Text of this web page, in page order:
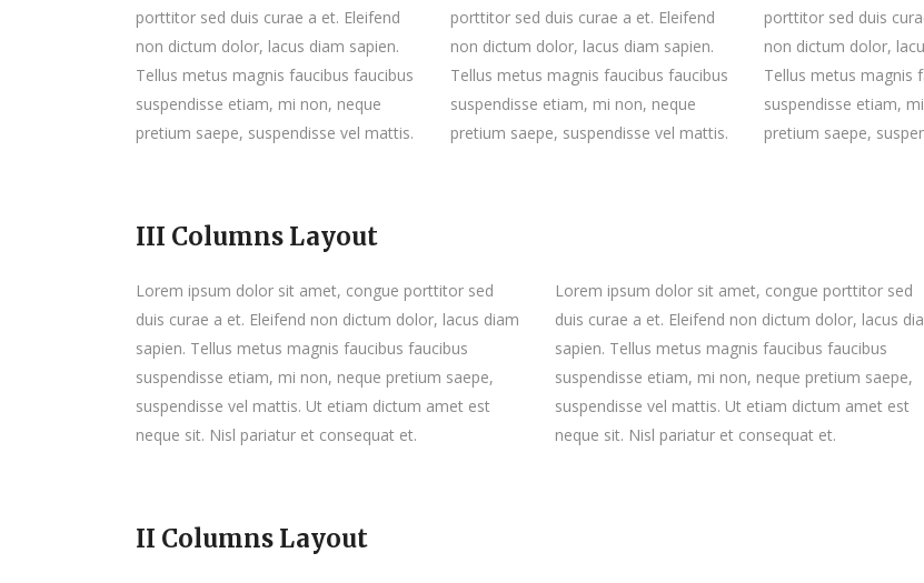
porttitor sed duis curae a et. Eleifend
non dictum dolor, lacus diam sapien.
Tellus metus magnis faucibus faucibus
suspendisse etiam, mi non, neque
pretium saepe, suspendisse vel mattis.
porttitor sed duis curae a et. Eleifend
non dictum dolor, lacus diam sapien.
Tellus metus magnis faucibus faucibus
suspendisse etiam, mi non, neque
pretium saepe, suspendisse vel mattis.
porttitor sed duis
non dictum dolor,
Tellus metus magnis
suspendisse etiam,
pretium saepe,
III Columns Layout
Lorem ipsum dolor sit amet, congue porttitor sed
duis curae a et. Eleifend non dictum dolor, lacus diam
sapien. Tellus metus magnis faucibus faucibus
suspendisse etiam, mi non, neque pretium saepe,
suspendisse vel mattis. Ut etiam dictum amet est
neque sit. Nisl pariatur et consequat et.
Lorem ipsum dolor sit amet, congue porttitor sed
duis curae a et. Eleifend non dictum dolor, lacus
sapien. Tellus metus magnis faucibus faucibus
suspendisse etiam, mi non, neque pretium saepe,
suspendisse vel mattis. Ut etiam dictum amet est
neque sit. Nisl pariatur et consequat et.
II Columns Layout